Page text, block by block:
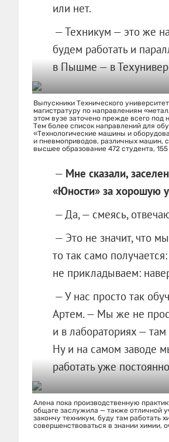
или нет.
— Техникум — это же
будем работать и
в Пышме — в
Выпускники Технического
магистратуру по направлениям
этом вузе заточено прежде всего
Тем более список направлений для
«Технологические машины и
и пневмоприводов, различных машин,
высшее образование 472 студента,
— Мне сказали,
«Юности» за хорошую
— Да, — смеясь,
— Это не значит, что
то так само
не прикладываем:
— У нас просто так
Артем. — Мы же не
и в лабораториях —
Ну и на самом заводе
работать уже
Алена пока производственную
общаге заслужила — также отличной
закончу техникум, буду там
совершенствоваться в знании химии,